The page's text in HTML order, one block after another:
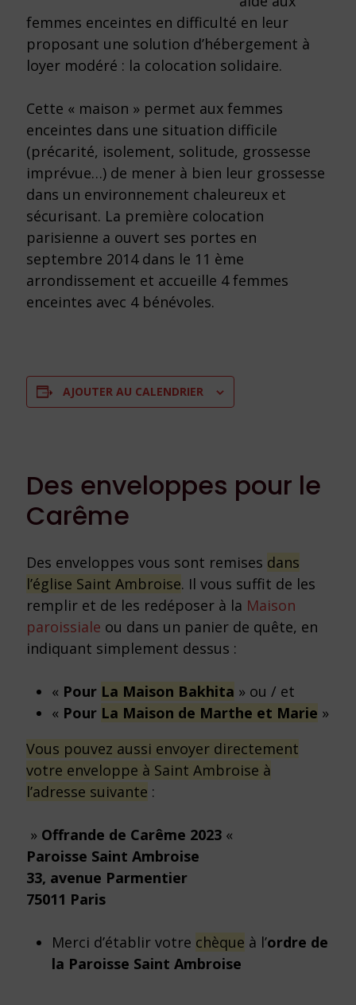
femmes enceintes en difficulté en leur
proposant une solution d’hébergement à
loyer modéré : la colocation solidaire.
Cette « maison » permet aux femmes
enceintes dans une situation difficile
(précarité, isolement, solitude, grossesse
imprévue…) de mener à bien leur grossesse
dans un environnement chaleureux et
sécurisant. La première colocation
parisienne a ouvert ses portes en
septembre 2014 dans le 11 ème
arrondissement et accueille 4 femmes
enceintes avec 4 bénévoles.
AJOUTER AU CALENDRIER
Des enveloppes pour le
Carême
Des enveloppes vous sont remises dans
l’église Saint Ambroise. Il vous suffit de les
remplir et de les redéposer à la Maison
paroissiale ou dans un panier de quête, en
indiquant simplement dessus :
« Pour La Maison Bakhita » ou / et
« Pour La Maison de Marthe et Marie »
Vous pouvez aussi envoyer directement
votre enveloppe à Saint Ambroise à
l’adresse suivante :
» Offrande de Carême 2023 «
Paroisse Saint Ambroise
33, avenue Parmentier
75011 Paris
Merci d’établir votre chèque à l’ordre de
la Paroisse Saint Ambroise